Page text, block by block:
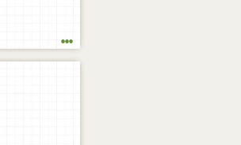
...